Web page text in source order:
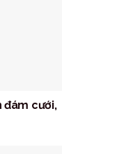
đám cưới,